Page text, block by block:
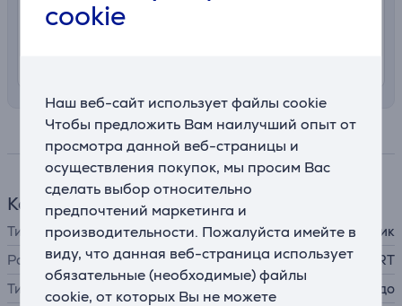
cookie
Наш веб-сайт использует файлы cookie
Чтобы предложить Вам наилучший опыт от
просмотра данной веб-страницы и
осуществления покупок, мы просим Вас
сделать выбор относительно
предпочтений маркетинга и
производительности. Пожалуйста имейте в
виду, что данная веб-страница использует
обязательные (необходимые) файлы
cookie, от которых Вы не можете
Доставка с заносом на територии
Спецификация
Кабель
Тип кабеля / адаптера
переходник
Разъем A
SCART
Тип коннектора А
гнездо